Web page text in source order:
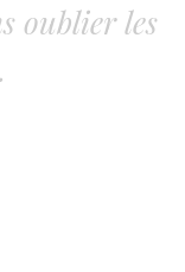
oublier les